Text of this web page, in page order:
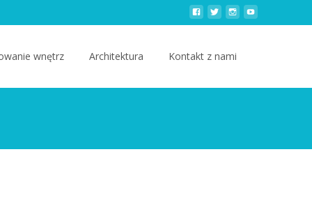
wnętrz Architektura Kontakt z nami